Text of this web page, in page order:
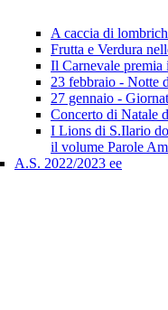
A caccia di
Frutta e Verdura
Il Carnevale premia
23 febbraio - Notte
27 gennaio -
Concerto di Natale
I Lions di S.Ilario
il volume Parole
A.S. 2022/2023 ee